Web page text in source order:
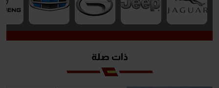
ذات صلة